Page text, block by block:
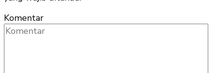
Komentar